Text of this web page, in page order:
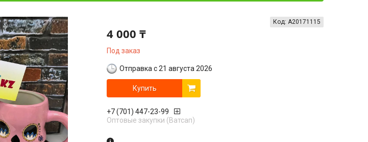
4 000 ₸
Под заказ
Код: А20171115
Отправка с 21 августа 2026
Купить
+7 (701) 447-23-99
Оптовые закупки (Ватсап)